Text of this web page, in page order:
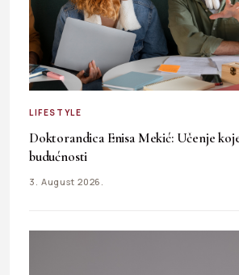
LIFESTYLE
Doktorandica Enisa Mekić: Učenje
budućnosti
3. August 2026.